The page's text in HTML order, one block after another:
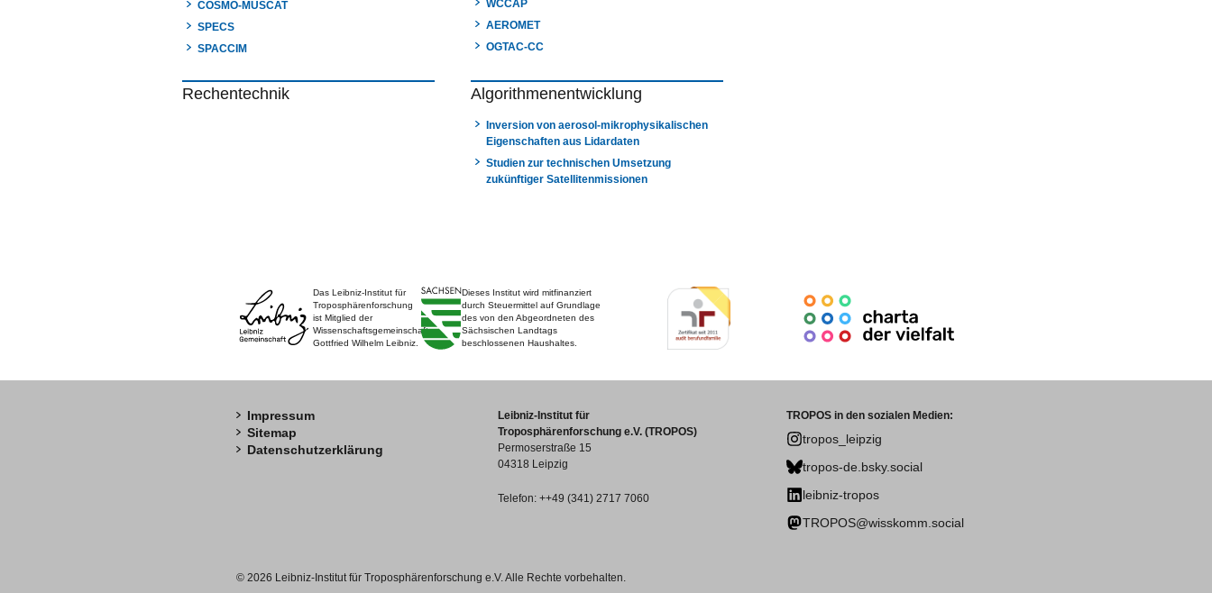
COSMO-MUSCAT
SPECS
SPACCIM
WCCAP
AEROMET
OGTAC-CC
Rechentechnik Algorithmenentwicklung
Inversion von aerosol-mikrophysikalischen
Eigenschaften aus Lidardaten
Studien zur technischen Umsetzung
zukünftiger Satellitenmissionen
Das Leibniz-Institut für
Troposphärenforschung
ist Mitglied der
Wissenschaftsgemeinschaft
Gottfried Wilhelm Leibniz.
Dieses Institut wird mitfinanziert
durch Steuermittel auf Grundlage
des von den Abgeordneten des
Sächsischen Landtags
beschlossenen Haushaltes.
Impressum
Sitemap
Datenschutzerklärung
Leibniz-Institut für
Troposphärenforschung e.V. (TROPOS)
Permoserstraße 15
04318 Leipzig
Telefon: ++49 (341) 2717 7060
TROPOS in den sozialen Medien:
tropos_leipzig
tropos-de.bsky.social
leibniz-tropos
TROPOS@wisskomm.social
© 2026 Leibniz-Institut für Troposphärenforschung e.V. Alle Rechte vorbehalten.